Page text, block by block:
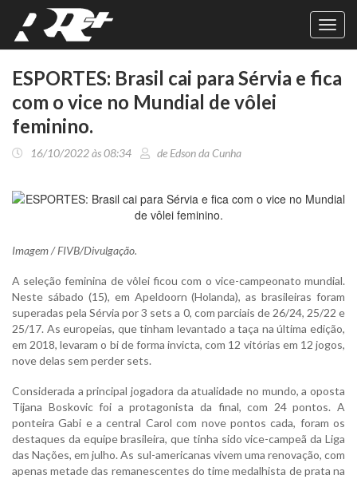
ESPORTES: Brasil cai para Sérvia e fica
com o vice no Mundial de vôlei
feminino.
16/10/2022 às 08:34 de Edson da Cunha
Imagem / FIVB/Divulgação.
A seleção feminina de vôlei ficou com o vice-campeonato mundial.
Neste sábado (15), em Apeldoorn (Holanda), as brasileiras foram
superadas pela Sérvia por 3 sets a 0, com parciais de 26/24, 25/22 e
25/17. As europeias, que tinham levantado a taça na última edição,
em 2018, levaram o bi de forma invicta, com 12 vitórias em 12 jogos,
nove delas sem perder sets.
Considerada a principal jogadora da atualidade no mundo, a oposta
Tijana Boskovic foi a protagonista da final, com 24 pontos. A
ponteira Gabi e a central Carol com nove pontos cada, foram os
destaques da equipe brasileira, que tinha sido vice-campeã da Liga
das Nações, em julho. As sul-americanas vivem uma renovação, com
apenas metade das remanescentes do time medalhista de prata na